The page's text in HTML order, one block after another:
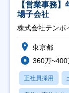
【営業事務
場子会社
株式会社テンポ
東京都
360万~400
正社員採用